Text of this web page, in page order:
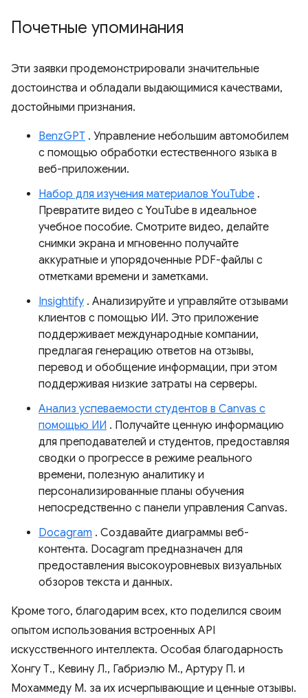
Почетные упоминания
Эти заявки продемонстрировали значительные
достоинства и обладали выдающимися качествами,
достойными признания.
BenzGPT . Управление небольшим автомобилем
с помощью обработки естественного языка в
веб-приложении.
Набор для изучения материалов YouTube .
Превратите видео с YouTube в идеальное
учебное пособие. Смотрите видео, делайте
снимки экрана и мгновенно получайте
аккуратные и упорядоченные PDF-файлы с
отметками времени и заметками.
Insightify . Анализируйте и управляйте отзывами
клиентов с помощью ИИ. Это приложение
поддерживает международные компании,
предлагая генерацию ответов на отзывы,
перевод и обобщение информации, при этом
поддерживая низкие затраты на серверы.
Анализ успеваемости студентов в Canvas с
помощью ИИ . Получайте ценную информацию
для преподавателей и студентов, предоставляя
сводки о прогрессе в режиме реального
времени, полезную аналитику и
персонализированные планы обучения
непосредственно с панели управления Canvas.
Docagram . Создавайте диаграммы веб-
контента. Docagram предназначен для
предоставления высокоуровневых визуальных
обзоров текста и данных.
Кроме того, благодарим всех, кто поделился своим
опытом использования встроенных API
искусственного интеллекта. Особая благодарность
Хонгу Т., Кевину Л., Габриэлю М., Артуру П. и
Мохаммеду М. за их исчерпывающие и ценные отзывы.